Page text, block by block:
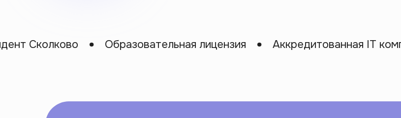
Образовательная лицензия Аккредитованная IT компания